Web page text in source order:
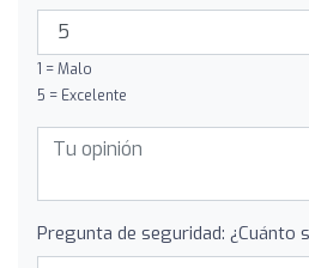
1 = Malo
5 = Excelente
Pregunta de seguridad: ¿Cuánto